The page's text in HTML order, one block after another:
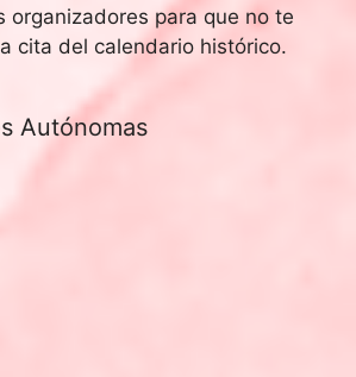
organizadores para que no te
cita del calendario histórico.
Autónomas